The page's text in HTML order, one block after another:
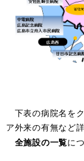
下表の病院名を
ア外来の有無など
全施設の一覧に